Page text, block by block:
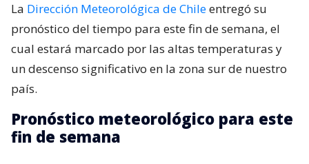
La Dirección Meteorológica de Chileentregó su
pronóstico del tiempo para este fin de semana, el
cual estará marcado por las altas temperaturas y
un descenso significativo en la zona sur de nuestro
país.
Pronóstico meteorológico para este
fin de semana